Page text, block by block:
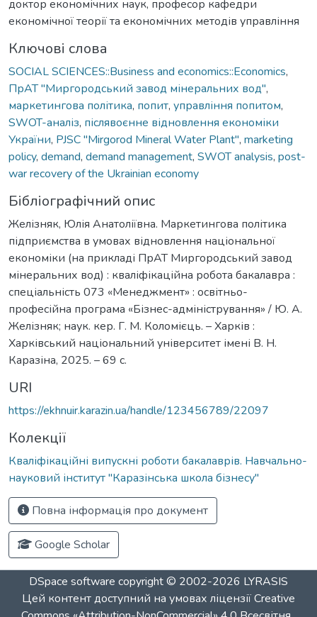
доктор економічних наук, професор кафедри
економічної теорії та економічних методів управління
Ключові слова
SOCIAL SCIENCES::Business and economics::Economics,
ПрАТ "Миргородський завод мінеральних вод",
маркетинговa політикa, попит, управління попитом,
SWOT-аналіз, післявоєнне відновлення економіки
України, PJSC "Mirgorod Mineral Water Plant", marketing
policy, demand, demand management, SWOT analysis, post-
war recovery of the Ukrainian economy
Бібліографічний опис
Желізняк, Юлія Анатоліївна. Маркетингова політика
підприємства в умовах відновлення національної
економіки (на прикладі ПрАТ Миргородський завод
мінеральних вод) : кваліфікаційна робота бакалавра :
спеціальність 073 «Менеджмент» : освітньо-
професійна програма «Бізнес-адміністрування» / Ю. А.
Желізняк; наук. кер. Г. М. Коломієць. – Харків :
Харківський національний університет імені В. Н.
Каразіна, 2025. – 69 с.
URI
https://ekhnuir.karazin.ua/handle/123456789/22097
Колекції
Кваліфікаційні випускні роботи бакалаврів. Навчально-
науковий інститут "Каразінська школа бізнесу"
Повна інформація про документ
Google Scholar
DSpace software copyright © 2002-2026 LYRASIS
Цей контент доступний на умовах ліцензіїCreative